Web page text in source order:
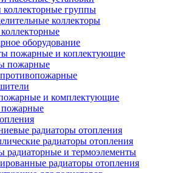
коллекторные группы
коллекторы
оборудование
пожарные и коплектующие
пожарные
и комплектующие
радиаторы отопления
радиаторы отопления
радиаторные и термоэлементы
радиаторы отопления